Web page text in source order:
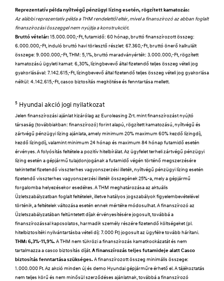
Reprezentatív példa nyíltvégű pénzügyi lízing esetén, rögzített kamatozás:
Az alábbi reprezentatív példa a THM rendelettől eltér, mivel a finanszírozó az abban foglalt
finanszírozási összeggel nem nyújtja a konstrukciót.
Bruttó vételár:15.000.000,-Ft, futamidő: 60 hónap, bruttó finanszírozott összeg:
6.000.000,-Ft, induló bruttó havi törlesztő részlet: 67.360,-Ft, bruttó önerő kalkulált
összege: 9.000.000,-Ft, THM: 5,1%, bruttó maradványérték: 3.000.000,-Ft, rögzített
kamatozású ügyleti kamat: 6,30%, lízingbevevő által fizetendő teljes összeg vételi jog
gyakorlásával: 7.142.615,-Ft, lízingbevevő által fizetendő teljes összeg vételi jog gyakorlása
nélkül: 4.142.615,-Ft, casco biztosítás megkötése és fenntartása mellett.
5 Hyundai akció jogi nyilatkozat
Jelen finanszírozási ajánlat kizárólag az Euroleasing Zrt. mint finanszírozást nyújtó
társaság (továbbiakban: finanszírozó) forint alapú, rögzített kamatozású, nyíltvégű és
zártvégű pénzügyi lízing ajánlata, amely minimum 20% maximum 60% kezdő lízingdíj,
kezdő lízingdíj, valamint minimum 24 hónap és maximum 84 hónap futamidő esetén
érvényes. A folyósítás feltétele a pozitív hitelbírálat. Az ügyfelet terheli zártvégű pénzügyi
lízing esetén a gépjármű tulajdonjogának a futamidő végén történő megszerzésére
tekintettel fizetendő visszterhes vagyonszerzési illeték, nyíltvégű pénzügyi lízing esetén
fizetendő visszterhes vagyonszerzési illeték összegének 25%-a, mely a gépjármű
forgalomba helyezésekor esedékes. A THM meghatározása az aktuális
Üzletszabályzatban foglalt feltételek, illetve hatályos jogszabályok figyelembevételével
történik, a feltételek változása esetén ennek mértéke módosulhat. A finanszírozó az
Üzletszabályzatában feltüntetett díjak érvényesítésére jogosult, továbbá a
finanszírozással kapcsolatos, harmadik személy részére fizetendő költségeket (pl.
hitelbiztosítéki nyilvántartásba vételi díj: 7.000 Ft) jogosult az ügyfélre tovább hárítani.
THM: 6,3%-11,9%.A THM nem tükrözi a finanszírozás kamatkockázatát és nem
tartalmazza a casco biztosítás díját.A finanszírozás teljes futamideje alatt Casco
biztosítás fenntartása szükséges.A finanszírozott összeg minimális összege:
1.000.000 Ft. Az akció minden új és demo Hyundai gépjárműre érhető el. A tájékoztatás
nem teljes körű és nem minősül szerződéses ajánlatnak, továbbá a finanszírozó